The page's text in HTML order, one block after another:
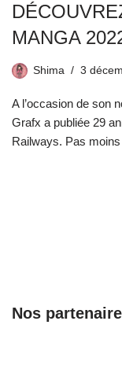
MANGA
Shima 3
A l’occasion de son
Grafx a publiée 29
Railways. Pas
Nos